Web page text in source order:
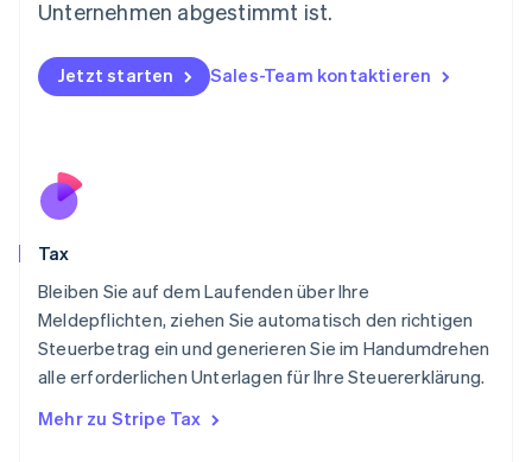
Unternehmen abgestimmt ist.
Jetzt starten Sales-Team kontaktieren
Tax
Bleiben Sie auf dem Laufenden über Ihre
Meldepflichten, ziehen Sie automatisch den richtigen
Steuerbetrag ein und generieren Sie im Handumdrehen
alle erforderlichen Unterlagen für Ihre Steuererklärung.
Mehr zu Stripe Tax
NederlandsEnglish
English
Österreich
Portugal
Português
Schweden
Schweiz
DeutschFrançaisItalianoEnglish
Singapur
Slowakei